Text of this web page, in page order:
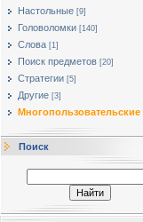
Настольные [9]
Головоломки [140]
Слова [1]
Поиск предметов [20]
Стратегии [5]
Другие [3]
Многопользовательские
Поиск